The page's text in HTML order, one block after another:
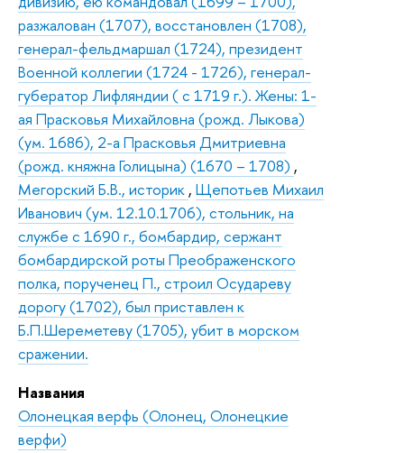
разжалован (1707), восстановлен (1708),
генерал-фельдмаршал (1724), президент
Военной коллегии (1724 - 1726), генерал-
губератор Лифляндии ( с 1719 г.). Жены: 1-
ая Прасковья Михайловна (рожд. Лыкова)
(ум. 1686), 2-а Прасковья Дмитриевна
(рожд. княжна Голицына) (1670 – 1708) ,
Мегорский Б.В., историк , Щепотьев Михаил
Иванович (ум. 12.10.1706), стольник, на
службе с 1690 г., бомбардир, сержант
бомбардирской роты Преображенского
полка, порученец П., строил Осудареву
дорогу (1702), был приставлен к
Б.П.Шереметеву (1705), убит в морском
сражении.
Названия
Олонецкая верфь (Олонец, Олонецкие
верфи)